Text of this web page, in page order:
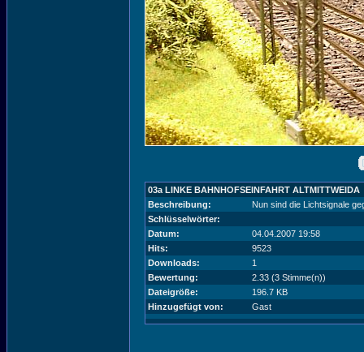
03a LINKE BAHNHOFSEINFAHRT ALTMITTWEIDA
Beschreibung:
Nun sind die Lichtsignale
Schlüsselwörter:
Datum:
04.04.2007 19:58
Hits:
9523
Downloads:
1
Bewertung:
2.33 (3 Stimme(n))
Dateigröße:
196.7 KB
Hinzugefügt von:
Gast